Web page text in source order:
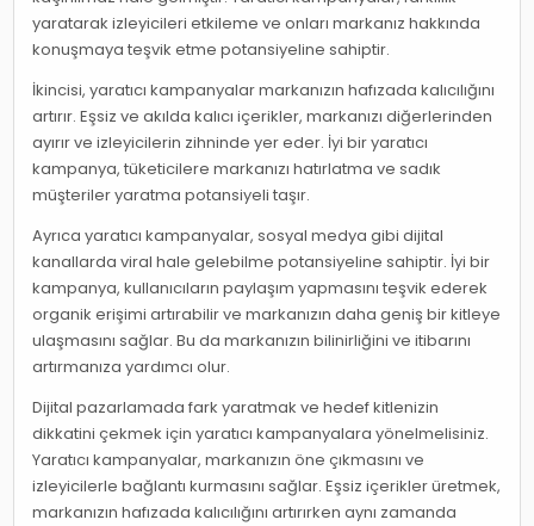
yaratarak izleyicileri etkileme ve onları markanız hakkında
konuşmaya teşvik etme potansiyeline sahiptir.
İkincisi, yaratıcı kampanyalar markanızın hafızada kalıcılığını
artırır. Eşsiz ve akılda kalıcı içerikler, markanızı diğerlerinden
ayırır ve izleyicilerin zihninde yer eder. İyi bir yaratıcı
kampanya, tüketicilere markanızı hatırlatma ve sadık
müşteriler yaratma potansiyeli taşır.
Ayrıca yaratıcı kampanyalar, sosyal medya gibi dijital
kanallarda viral hale gelebilme potansiyeline sahiptir. İyi bir
kampanya, kullanıcıların paylaşım yapmasını teşvik ederek
organik erişimi artırabilir ve markanızın daha geniş bir kitleye
ulaşmasını sağlar. Bu da markanızın bilinirliğini ve itibarını
artırmanıza yardımcı olur.
Dijital pazarlamada fark yaratmak ve hedef kitlenizin
dikkatini çekmek için yaratıcı kampanyalara yönelmelisiniz.
Yaratıcı kampanyalar, markanızın öne çıkmasını ve
izleyicilerle bağlantı kurmasını sağlar. Eşsiz içerikler üretmek,
markanızın hafızada kalıcılığını artırırken aynı zamanda